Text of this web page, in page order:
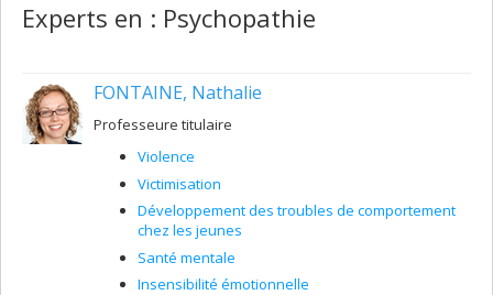
Experts en : Psychopathie
FONTAINE, Nathalie
Professeure titulaire
Violence
Victimisation
Développement des troubles de comportement
chez les jeunes
Santé mentale
Insensibilité émotionnelle